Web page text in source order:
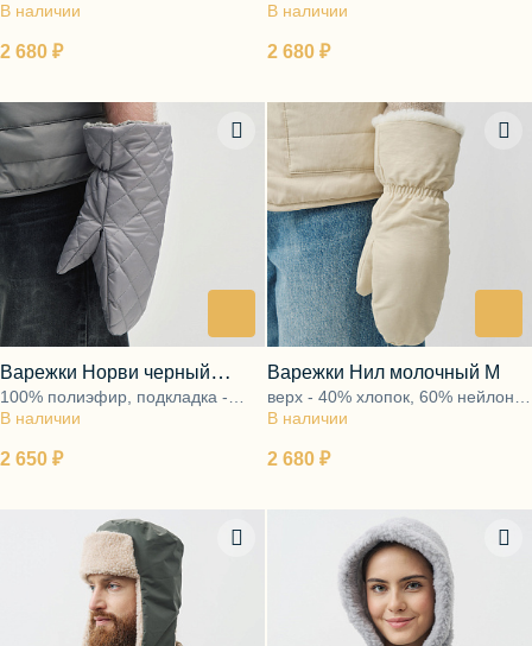
2 680 ₽
В наличии
100% хлопок
2 680 ₽
В наличии
подкладка - ворс 100% шерсть
2 650 ₽
В наличии
Варежки Норви черный
меланж
100% полиэфир, подкладка -
ворс 100% шерсть
2 680 ₽
В наличии
Варежки Нил молочный М
верх - 40% хлопок, 60% нейлон,
подкладка - ворс 100% шерсть